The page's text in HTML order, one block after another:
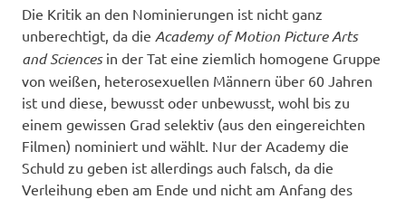
Die Kritik an den Nominierungen ist nicht ganz
unberechtigt, da die Academy of Motion Picture Arts
and Sciencesin der Tat eine ziemlich homogene Gruppe
von weißen, heterosexuellen Männern über 60 Jahren
ist und diese, bewusst oder unbewusst, wohl bis zu
einem gewissen Grad selektiv (aus den eingereichten
Filmen) nominiert und wählt. Nur der Academy die
Schuld zu geben ist allerdings auch falsch, da die
Verleihung eben am Ende und nicht am Anfang des